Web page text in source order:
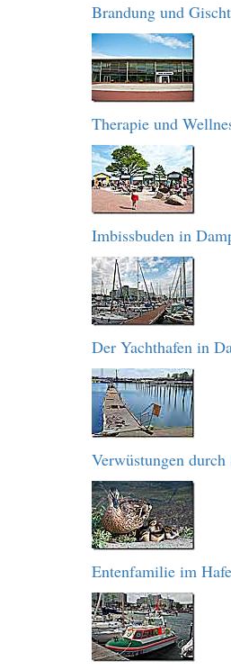
Brandung und
Therapie und
Imbissbuden in
Der Yachthafen in
Verwüstungen
Entenfamilie im